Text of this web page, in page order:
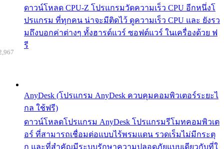
ดาวน์โหลด CPU-Z โปรแกรมวัดความเร็ว CPU อีกหนึ่งโ
ปรแกรม ที่ทุกคน น่าจะมีติดไว้ ดูความเร็ว CPU และ ยังรว
มถึงบอกค่าต่างๆ ทั้งฮารด์แวร์ ซอฟต์แวร์ ในเครื่องด้วย ฟ
รี
AnyDesk (โปรแกรม AnyDesk ควบคุมคอมพิวเตอร์ระยะไ
กล ใช้ฟรี)
ดาวน์โหลดโปรแกรม AnyDesk โปรแกรมรีโมทคอมพิวเต
อร์ ที่สามารถเชื่อมต่อแบบไร้พรมแดน รวดเร็มไม่มีกระตุ
ก และที่สำคัญมีระบบรักษาความปลอดภัยแบบเดียวกับที่ใ